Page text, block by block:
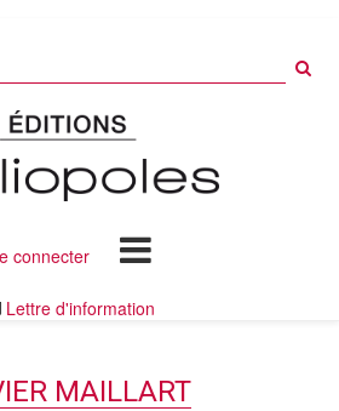
site
connecter
Lettre d'information
MAILLART